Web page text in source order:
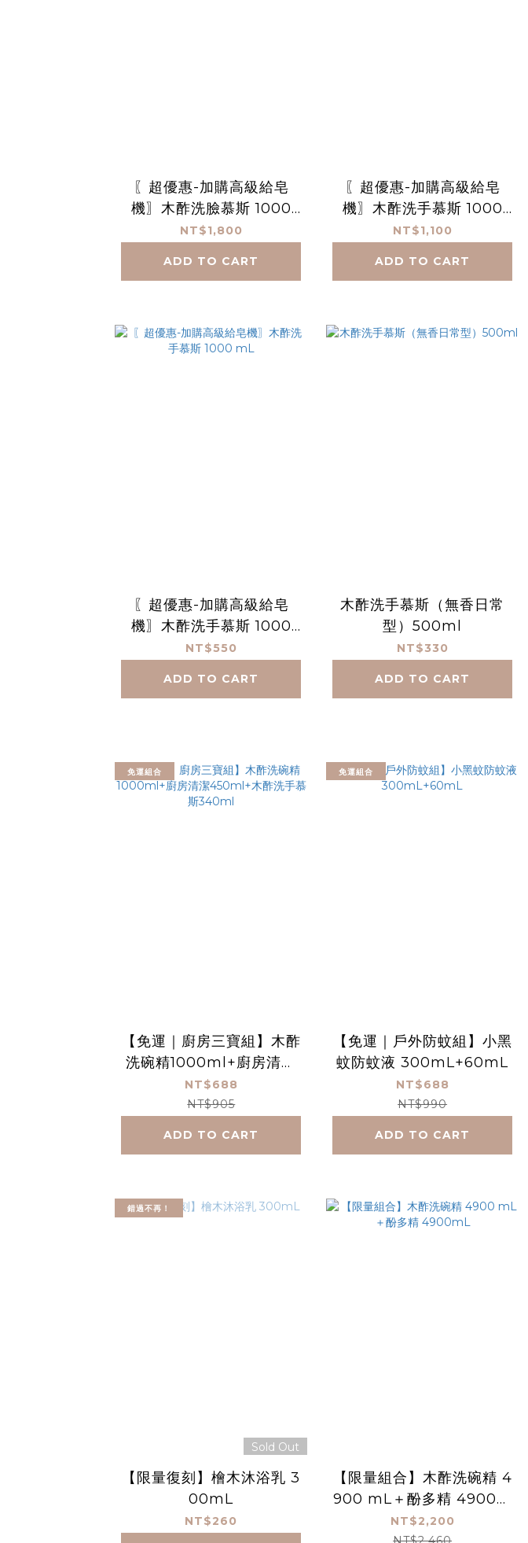
〖超優惠-加購高級給皂
機〗木酢洗臉慕斯 1000
mL*3(贈高級給皂機)
NT$1,800
ADD TO CART
〖超優惠-加購高級給皂
機〗木酢洗手慕斯 1000
mL*2
NT$1,100
ADD TO CART
〖超優惠-加購高級給皂
機〗木酢洗手慕斯 1000
mL
NT$550
ADD TO CART
木酢洗手慕斯（無香日常
型）500ml
NT$330
ADD TO CART
免運組合
【免運｜廚房三寶組】木酢
洗碗精1000ml+廚房清潔
450ml+木酢洗手慕斯340
ml
NT$688
NT$905
ADD TO CART
免運組合
【免運｜戶外防蚊組】小黑
蚊防蚊液 300mL+60mL
NT$688
NT$990
ADD TO CART
錯過不再！
Sold Out
【限量復刻】檜木沐浴乳 3
00mL
NT$260
【限量組合】木酢洗碗精 4
900 mL＋酚多精 4900m
L
NT$2,200